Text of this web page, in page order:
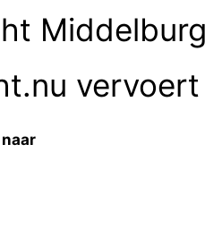
Middelburg